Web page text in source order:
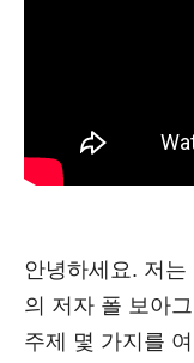
안녕하세요. 저는
의 저자 폴 보아
주제 몇 가지를